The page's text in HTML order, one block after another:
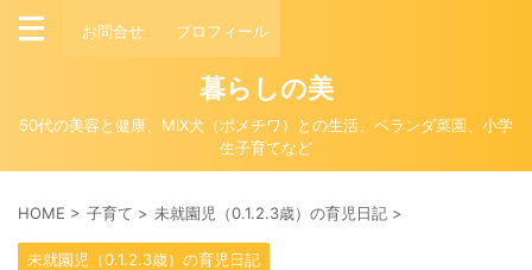
お問合せ プロフィール
暮らしの美
50代の美容と健康、MIX犬（ポメチワ）との生活、ベランダ菜園、小学
生子育てなど
HOME > 子育て > 未就園児（0.1.2.3歳）の育児日記 >
未就園児（0.1.2.3歳）の育児日記